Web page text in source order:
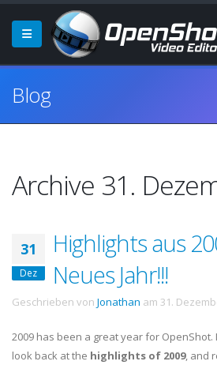
Blog
Archive 31.
31
Dez
Highlights aus
Neues Jahr!!!
Geschrieben von Jonathan am 31.
2009 has been a great year for
look back at the highlights of 2009, and